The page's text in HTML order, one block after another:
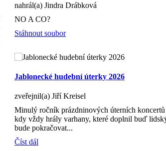
nahrál(a) Jindra Drábková
NO A CO?
Stáhnout soubor
Jablonecké hudební úterky 2026
zveřejnil(a) Jiří Kreisel
Minulý ročník prázdninových úterních
kdy vždy hrály varhany, které doplnil buď
bude pokračovat...
Číst dál